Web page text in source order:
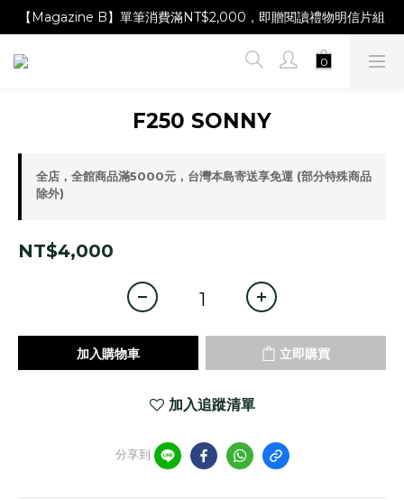
【Magazine B】單筆消費滿NT$2,000，即贈閱讀禮物明信片組
【Magazine B】單筆消費滿NT$2,000，即贈閱讀禮物明信片組
【林青那 carta 畫作】線上獨家開售，凡購買即贈限量紀念海報
F250 SONNY
全店，全館商品滿5000元，台灣本島寄送享免運 (部分特殊商品
除外)
NT$4,000
加入購物車 立即購買
加入追蹤清單
分享到